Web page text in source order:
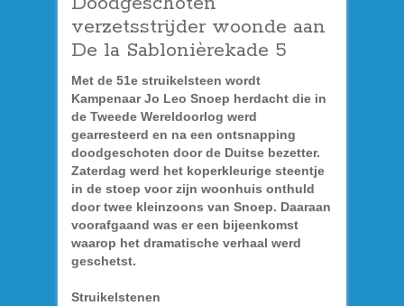
verzetsstrijder woonde aan
De la Sablonièrekade 5
Met de 51e struikelsteen wordt
Kampenaar Jo Leo Snoep herdacht die in
de Tweede Wereldoorlog werd
gearresteerd en na een ontsnapping
doodgeschoten door de Duitse bezetter.
Zaterdag werd het koperkleurige steentje
in de stoep voor zijn woonhuis onthuld
door twee kleinzoons van Snoep. Daaraan
voorafgaand was er een bijeenkomst
waarop het dramatische verhaal werd
geschetst.
Struikelstenen